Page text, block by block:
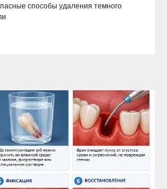
способы удаления темного